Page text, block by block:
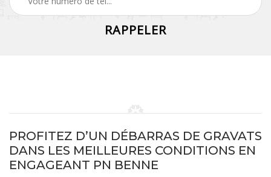
PROFITEZ D’UN DÉBARRAS DE GRAVATS
DANS LES MEILLEURES CONDITIONS EN
ENGAGEANT PN BENNE